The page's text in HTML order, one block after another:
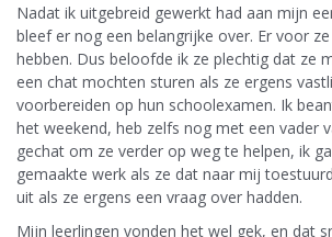
Nadat ik uitgebreid gewerkt had aan mijn
bleef er nog een belangrijke over. Er voor
hebben. Dus beloofde ik ze plechtig dat ze
een chat mochten sturen als ze ergens
voorbereiden op hun schoolexamen. Ik
het weekend, heb zelfs nog met een vader
gechat om ze verder op weg te helpen, ik
gemaakte werk als ze dat naar mij
uit als ze ergens een vraag over hadden.
Mijn leerlingen vonden het wel gek, en dat